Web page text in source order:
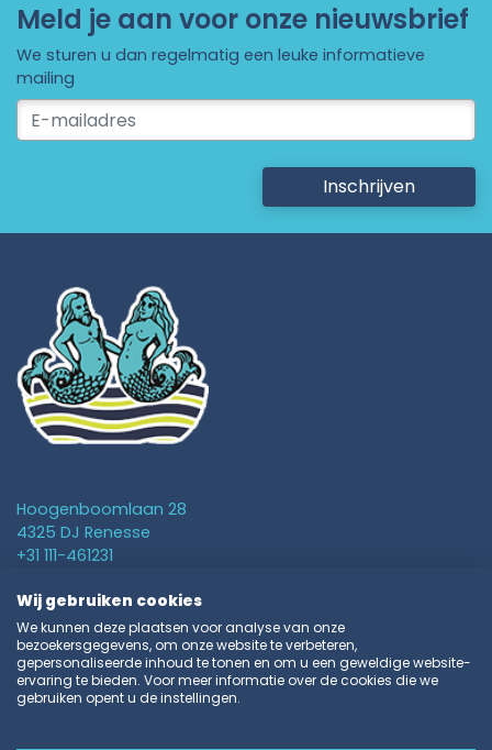
Meld je aan voor onze nieuwsbrief
We sturen u dan regelmatig een leuke informatieve
mailing
Inschrijven
Hoogenboomlaan 28
4325 DJ Renesse
+31 111-461231
Verhuur
Camping
Wij gebruiken cookies
We kunnen deze plaatsen voor analyse van onze
bezoekersgegevens, om onze website te verbeteren,
gepersonaliseerde inhoud te tonen en om u een geweldige website-
ervaring te bieden. Voor meer informatie over de cookies die we
gebruiken opent u de instellingen.